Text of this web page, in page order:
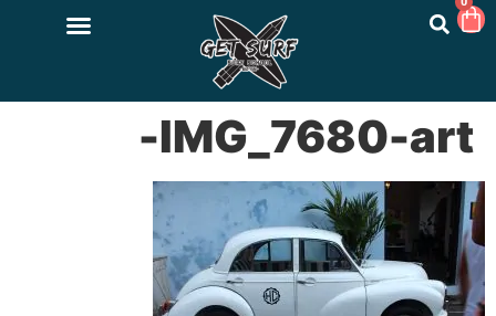
IMG_7680-art-